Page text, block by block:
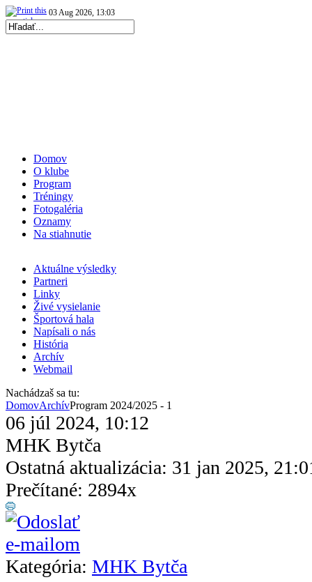
03 Aug 2026, 13:03
Domov
O klube
Program
Tréningy
Fotogaléria
Oznamy
Na stiahnutie
Aktuálne výsledky
Partneri
Linky
Živé vysielanie
Športová hala
Napísali o nás
História
Archív
Webmail
Nachádzaš sa tu:
DomovArchívProgram 2024/2025 - 1
06 júl 2024, 10:12
MHK Bytča
Ostatná aktualizácia: 31 jan 2025,
Prečítané: 2894x
Kategória: MHK Bytča